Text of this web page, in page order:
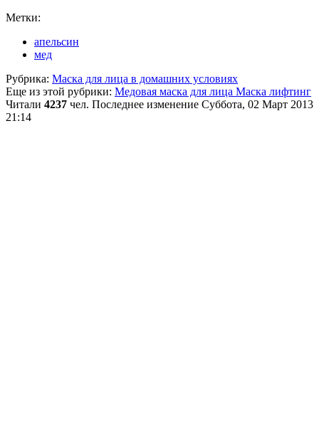
Метки:
апельсин
мед
Рубрика: Маска для лица в домашних условиях
Еще из этой рубрики: Медовая маска для лица Маска лифтинг
Читали 4237 чел. Последнее изменение Суббота, 02 Март 2013
21:14